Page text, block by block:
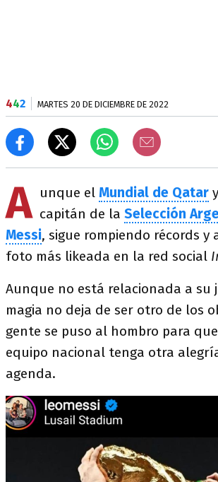
442 MARTES 20 DE DICIEMBRE DE 2022
A unque el Mundial de Qatar
capitán de la Selección
Messi, sigue rompiendo récords y
foto más likeada en la red social
Aunque no está relacionada a su
magia no deja de ser otro de los
gente se puso al hombro para que
equipo nacional tenga otra
agenda.